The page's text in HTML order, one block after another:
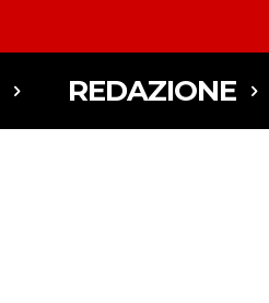
REDAZIONE